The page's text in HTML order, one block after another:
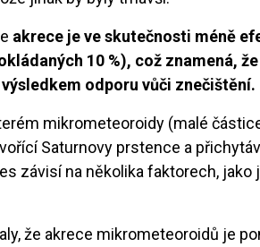
akrece je ve skutečnosti méně
10 %), což znamená,
odporu vůči znečištění.
mikrometeoroidy (malé
Saturnovy prstence a
závisí na několika faktorech, jako
že akrece mikrometeoroidů je